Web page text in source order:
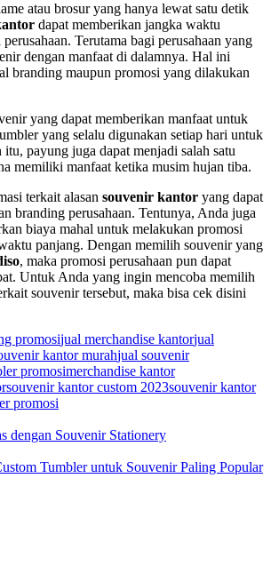
atau brosur yang hanya lewat satu detik
dapat memberikan jangka waktu
Terutama bagi perusahaan yang
dengan manfaat di dalamnya. Hal ini
branding maupun promosi yang dilakukan
yang dapat memberikan manfaat untuk
yang selalu digunakan setiap hari untuk
payung juga dapat menjadi salah satu
memiliki manfaat ketika musim hujan tiba.
terkait alasan souvenir kantor yang dapat
branding perusahaan. Tentunya, Anda juga
biaya mahal untuk melakukan promosi
panjang. Dengan memilih souvenir yang
, maka promosi perusahaan pun dapat
Untuk Anda yang ingin mencoba memilih
souvenir tersebut, maka bisa cek disini
promosijual merchandise kantorjual
kantor murahjual souvenir
promosimerchandise kantor
souvenir kantor custom 2023souvenir kantor
promosi
dengan Souvenir Stationery
Tumbler untuk Souvenir Paling Popular